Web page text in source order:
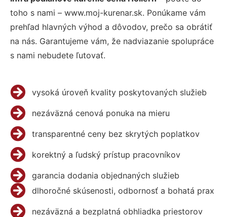
toho s nami – www.moj-kurenar.sk. Ponúkame vám
prehľad hlavných výhod a dôvodov, prečo sa obrátiť
na nás. Garantujeme vám, že nadviazanie spolupráce
s nami nebudete ľutovať.
vysoká úroveň kvality poskytovaných služieb
nezáväzná cenová ponuka na mieru
transparentné ceny bez skrytých poplatkov
korektný a ľudský prístup pracovníkov
garancia dodania objednaných služieb
dlhoročné skúsenosti, odbornosť a bohatá prax
nezáväzná a bezplatná obhliadka priestorov